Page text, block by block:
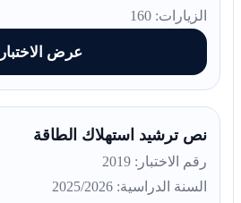
الزيارات: 160
عرض الاختبار
نص ترشيد استهلاك الطاقة
رقم الاختبار: 2019
السنة الدراسية: 2025/2026